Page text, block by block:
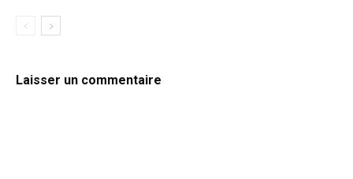
Laisser un commentaire